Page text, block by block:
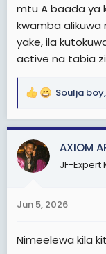
mtu A baada ya
kwamba
yake, ila
active na tabia
R
a
c
t
i
s
Soulja boy,
AXIOM
JF-Expert
Jun 5, 2026
Nimeelewa kila